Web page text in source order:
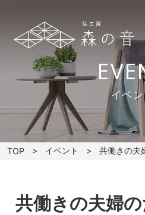
イベン
TOP イベント 共働きの夫婦の
共働きの夫婦